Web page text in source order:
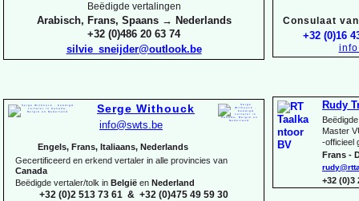
Consulaat
+32 (0)16
Rudy
Master
-officieel
Frans -
+32
Beëdigde vertalingen
Arabisch, Frans, Spaans → Nederlands
+32 (0)486 20 63 74
silvie_sneijder@outlook.be
Serge Withouck
info@swts.be
Engels, Frans, Italiaans, Nederlands
Gecertificeerd en erkend vertaler in alle provincies van
Canada
Beëdigde vertaler/tolk in België en Nederland
+32 (0)2 513 73 61 & +32 (0)475 49 59 30